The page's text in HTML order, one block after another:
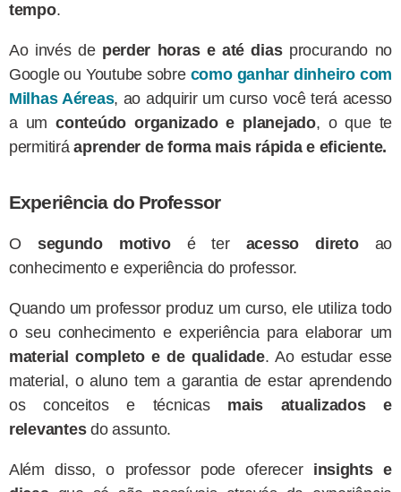
tempo.
Ao invés de perder horas e até diasprocurando no
Google ou Youtube sobre como ganhar dinheiro com
Milhas Aéreas, ao adquirir um curso você terá acesso
a umconteúdo organizado e planejado, o que te
permitiráaprender de forma mais rápida e eficiente.
Experiência do Professor
O segundo motivo é ter acesso diretoao
conhecimento e experiência do professor.
Quando um professor produz um curso, ele utiliza todo
o seu conhecimento e experiência para elaborar um
material completo e de qualidade. Ao estudar esse
material, o aluno tem a garantia de estar aprendendo
os conceitos e técnicas mais atualizados e
relevantesdo assunto.
Além disso, o professor pode oferecer insights e